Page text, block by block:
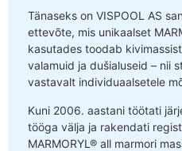
Tänaseks on VISPOOL AS
ettevõte, mis unikaalset
kasutades toodab
valamuid ja dušialuseid – nii
vastavalt individuaalsetele
Kuni 2006. aastani töötati
tööga välja ja rakendati
MARMORYL® all marmori